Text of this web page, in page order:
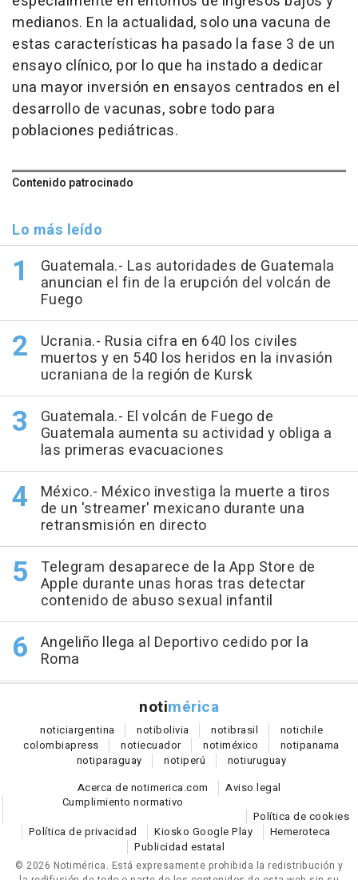
medianos. En la actualidad, solo una vacuna de
estas características ha pasado la fase 3 de un
ensayo clínico, por lo que ha instado a dedicar
una mayor inversión en ensayos centrados en el
desarrollo de vacunas, sobre todo para
poblaciones pediátricas.
Contenido patrocinado
Lo más leído
Guatemala.- Las autoridades de Guatemala
anuncian el fin de la erupción del volcán de
Fuego
Ucrania.- Rusia cifra en 640 los civiles
muertos y en 540 los heridos en la invasión
ucraniana de la región de Kursk
Guatemala.- El volcán de Fuego de
Guatemala aumenta su actividad y obliga a
las primeras evacuaciones
México.- México investiga la muerte a tiros
de un 'streamer' mexicano durante una
retransmisión en directo
Telegram desaparece de la App Store de
Apple durante unas horas tras detectar
contenido de abuso sexual infantil
Angeliño llega al Deportivo cedido por la
Roma
notimérica
noticiargentina notibolivia notibrasil notichile
colombiapress notiecuador notiméxico notipanama
notiparaguay notiperú notiuruguay
Acerca de notimerica.com
Aviso legal
Cumplimiento normativo
Política de cookies
Política de privacidad
Kiosko Google Play
Hemeroteca
Publicidad estatal
© 2026 Notimérica. Está expresamente prohibida la redistribución y